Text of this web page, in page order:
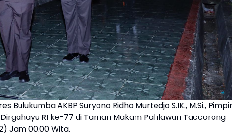
Bulukumba AKBP Suryono Ridho Murtedjo S.IK., M.Si.,
RI ke-77 di Taman Makam Pahlawan Taccorong
Jam 00.00 Wita.